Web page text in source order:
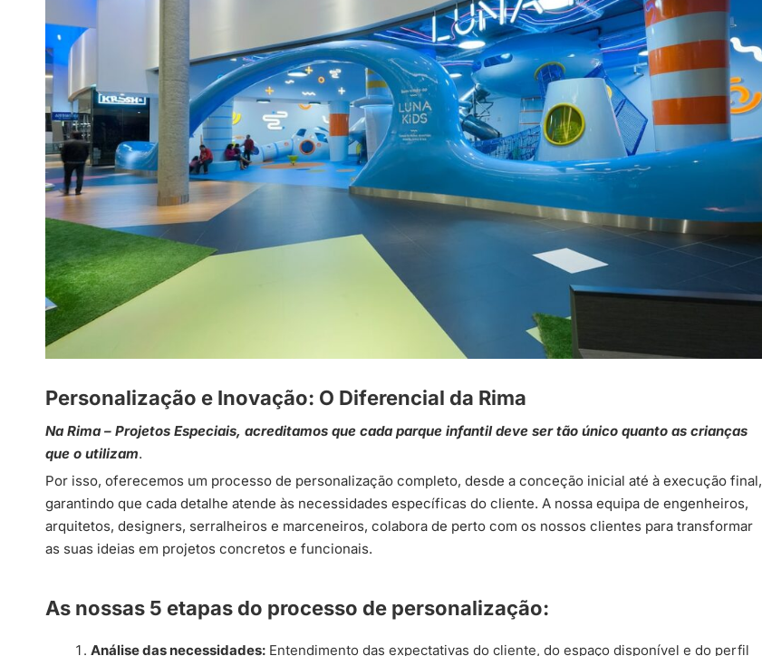
Personalização e Inovação: O Diferencial da Rima
Na Rima – Projetos Especiais, acreditamos que cada parque infantil deve ser tão único quanto as crianças
que o utilizam.
Por isso, oferecemos um processo de personalização completo, desde a conceção inicial até à execução final,
garantindo que cada detalhe atende às necessidades específicas do cliente. A nossa equipa de engenheiros,
arquitetos, designers, serralheiros e marceneiros, colabora de perto com os nossos clientes para transformar
as suas ideias em projetos concretos e funcionais.
As nossas 5 etapas do processo de personalização:
Análise das necessidades: Entendimento das expectativas do cliente, do espaço disponível e do perfil